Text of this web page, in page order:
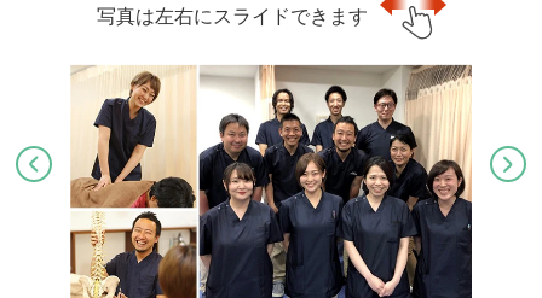
写真は左右にスライドできます